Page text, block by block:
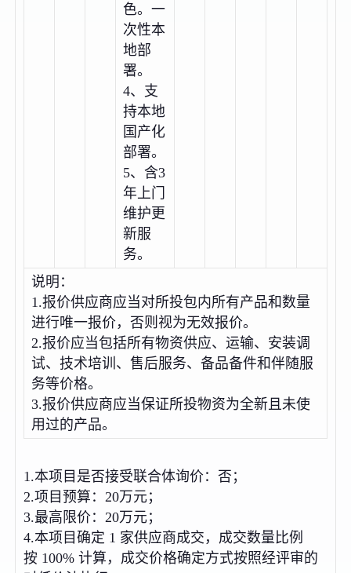
色。一
次性本
地部
署。
4、支
持本地
国产化
部署。
5、含3
年上门
维护更
新服
务。
说明：
1.报价供应商应当对所投包内所有产品和数量
进行唯一报价，否则视为无效报价。
2.报价应当包括所有物资供应、运输、安装调
试、技术培训、售后服务、备品备件和伴随服
务等价格。
3.报价供应商应当保证所投物资为全新且未使
用过的产品。
1.本项目是否接受联合体询价：否；
2.项目预算：20万元；
3.最高限价：20万元；
4.本项目确定 1 家供应商成交，成交数量比例
按 100% 计算，成交价格确定方式按照经评审的